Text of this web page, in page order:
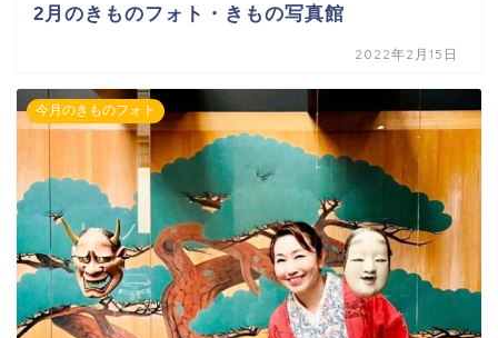
2月のきものフォト・きもの写真館
2022年2月15日
今月のきものフォト